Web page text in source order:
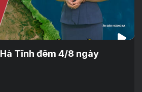
Tĩnh đêm 4/8 ngày